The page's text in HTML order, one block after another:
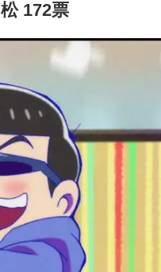
172票